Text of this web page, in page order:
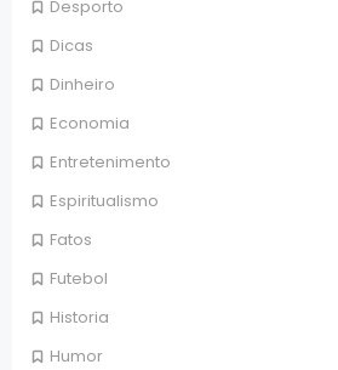
Desporto
Dicas
Dinheiro
Economia
Entretenimento
Espiritualismo
Fatos
Futebol
Historia
Humor